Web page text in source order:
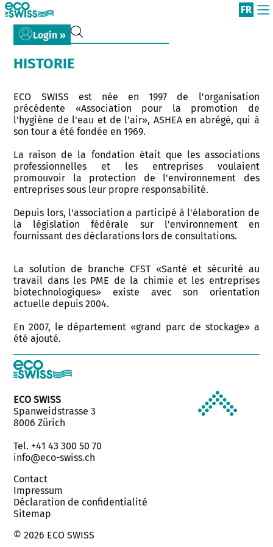
FR
HISTORIE
ECO SWISS est née en 1997 de l'organisation
précédente «Association pour la promotion de
l'hygiène de l'eau et de l'air», ASHEA en abrégé, qui à
son tour a été fondée en 1969.
La raison de la fondation était que les associations
professionnelles et les entreprises voulaient
promouvoir la protection de l'environnement des
entreprises sous leur propre responsabilité.
Depuis lors, l'association a participé à l'élaboration de
la législation fédérale sur l'environnement en
fournissant des déclarations lors de consultations.
La solution de branche CFST «Santé et sécurité au
travail dans les PME de la chimie et les entreprises
biotechnologiques» existe avec son orientation
actuelle depuis 2004.
En 2007, le département «grand parc de stockage» a
été ajouté.
Login »
ECO SWISS
Spanweidstrasse 3
8006 Zürich
Tel. +41 43 300 50 70
info@eco-swiss.ch
Contact
Impressum
Déclaration de confidentialité
Sitemap
© 2026 ECO SWISS